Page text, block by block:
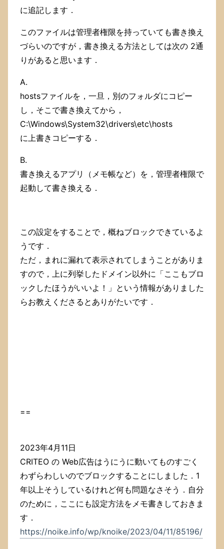
に追記します．
このファイルは管理者権限を持っていても書き換え
づらいのですが，書き換える方法としては次の 2通
りがあると思います．
A.
hostsファイルを，一旦，別のフォルダにコピー
し，そこで書き換えてから，
C:\Windows\System32\drivers\etc\hosts
に上書きコピーする．
B.
書き換えるアプリ（メモ帳など）を，管理者権限で
起動して書き換える．
この設定をすることで，概ねブロックできているよ
うです．
ただ，まれに漏れて表示されてしまうことがありま
すので，上に列挙したドメイン以外に「ここもブロ
ックしたほうがいいよ！」という情報がありました
らお教えくださるとありがたいです．
==
2023年4月11日
CRITEO の Web広告はうにうに動いてものすごく
わずらわしいのでブロックすることにしました．1
年以上そうしているけれど何も問題なさそう．自分
のために，ここにも設定方法をメモ書きしておきま
す．
https://noike.info/wp/knoike/2023/04/11/85196/